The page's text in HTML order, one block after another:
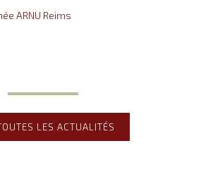
ARNU Reims
LES ACTUALITÉS